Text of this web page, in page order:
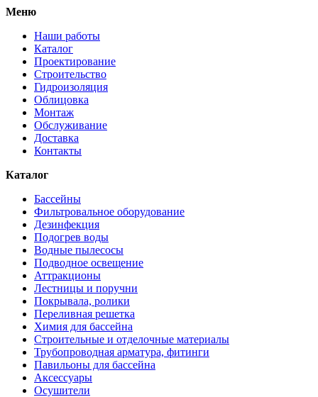
Меню
Наши работы
Каталог
Проектирование
Строительство
Гидроизоляция
Облицовка
Монтаж
Обслуживание
Доставка
Контакты
Каталог
Бассейны
Фильтровальное оборудование
Дезинфекция
Подогрев воды
Водные пылесосы
Подводное освещение
Аттракционы
Лестницы и поручни
Покрывала, ролики
Переливная решетка
Химия для бассейна
Строительные и отделочные материалы
Трубопроводная арматура, фитинги
Павильоны для бассейна
Аксессуары
Осушители